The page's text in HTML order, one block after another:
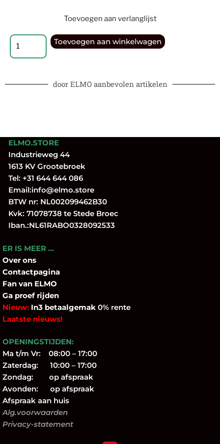
Toevoegen aan verlanglijst
Toevoegen aan winkelwagen
door ELMO aanbevolen artikelen
ELMO.STORE
Industrieweg 44
1613 KV Grootebroek
Tel: +31 644 644 086
Email:info@elmo.store
BTW nr: NL002099462B30
Kvk: 71078738 te Stede Broec
Iban.:NL61RABO0328092533
ER IS MEER …
Over ons
Contactpagina
Fan van ELMO
Ga proef rijden
Nieuw: In3 betaalgemak 0% rente
Laatste nieuws!
OPENINGSTIJDEN:
Ma t/m Vr: 08:00 – 17:00
Zaterdag: 10:00 – 17:00
Zondag: op afspraak
Avonden: op afspraak
Afspraak aan huis
Alg.voorwaarden
Privacy-statement